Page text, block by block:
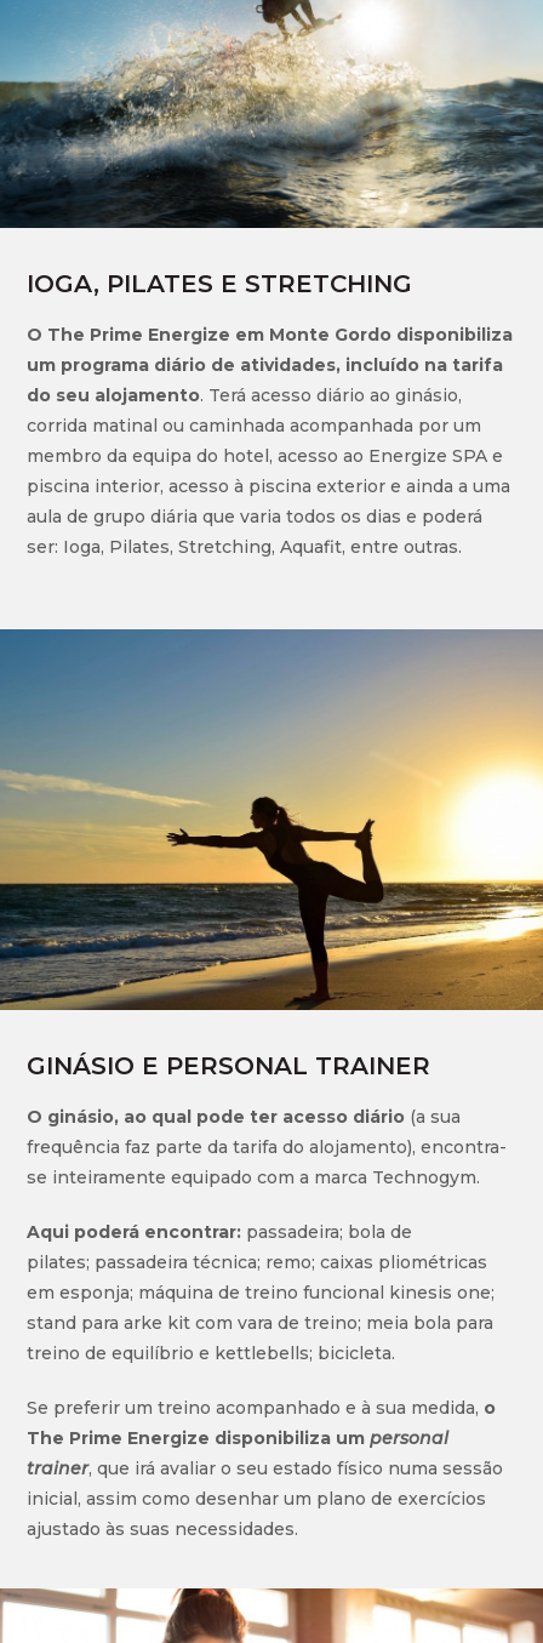
IOGA, PILATES E STRETCHING
O The Prime Energize em Monte Gordo disponibiliza
um programa diário de atividades, incluído na tarifa
do seu alojamento. Terá acesso diário ao ginásio,
corrida matinal ou caminhada acompanhada por um
membro da equipa do hotel, acesso ao Energize SPA e
piscina interior, acesso à piscina exterior e ainda a uma
aula de grupo diária que varia todos os dias e poderá
ser: Ioga, Pilates, Stretching, Aquafit, entre outras.
GINÁSIO E PERSONAL TRAINER
O ginásio, ao qual pode ter acesso diário (a sua
frequência faz parte da tarifa do alojamento), encontra-
se inteiramente equipado com a marca Technogym.
Aqui poderá encontrar: passadeira; bola de
pilates; passadeira técnica; remo; caixas pliométricas
em esponja; máquina de treino funcional kinesis one;
stand para arke kit com vara de treino; meia bola para
treino de equilíbrio e kettlebells; bicicleta.
Se preferir um treino acompanhado e à sua medida, o
The Prime Energize disponibiliza umpersonal
trainer, que irá avaliar o seu estado físico numa sessão
inicial, assim como desenhar um plano de exercícios
ajustado às suas necessidades.